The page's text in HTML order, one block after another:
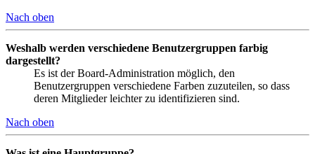
Nach oben
Weshalb werden verschiedene Benutzergruppen farbig
dargestellt?
Es ist der Board-Administration möglich, den
Benutzergruppen verschiedene Farben zuzuteilen, so dass
deren Mitglieder leichter zu identifizieren sind.
Nach oben